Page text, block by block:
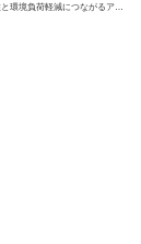
環境負荷軽減につながるアイ